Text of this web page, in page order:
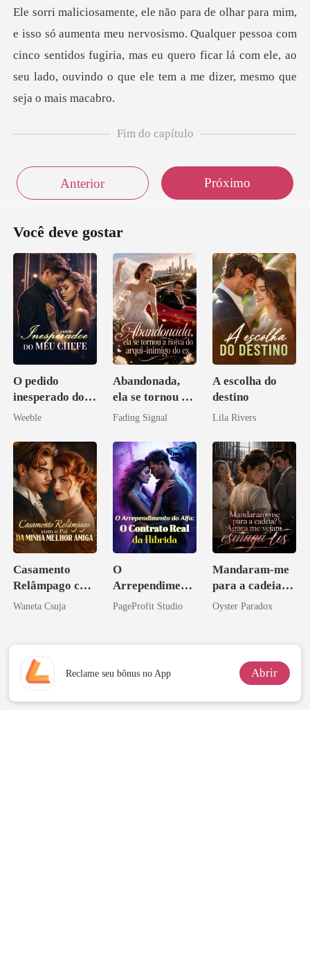
ervosismo. Qualquer pessoa com
cinco sentidos fugiria, mas eu quero ficar lá com
Fim do capítulo
Anterior Próximo
Você deve gostar
O pedido
inesperado do
meu chefe
Weeble
Abandonada,
ela se tornou a
noiva do arqui-
Fading Signal
A escolha do
destino
Lila Rivers
Casamento
Relâmpago com
o Pai da Minha
Waneta Csuja
O
Arrependiment
o do Alfa: O
PageProfit Studio
Mandaram-me
para a cadeia?
Agora me
Oyster Paradox
Reclame seu bônus no App Abrir